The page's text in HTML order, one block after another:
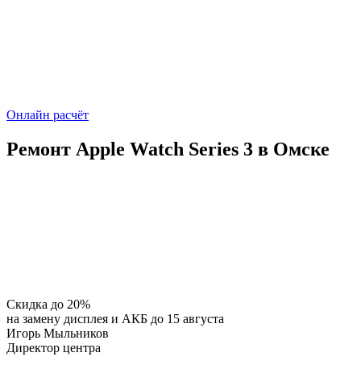
Онлайн расчёт
Ремонт Apple Watch Series 3 в Омске
Скидка до 20%
на замену дисплея и АКБ до 15 августа
Игорь Мыльников
Директор центра